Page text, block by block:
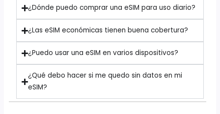
¿Dónde puedo comprar una eSIM para uso diario?
¿Las eSIM económicas tienen buena cobertura?
¿Puedo usar una eSIM en varios dispositivos?
¿Qué debo hacer si me quedo sin datos en mi
eSIM?